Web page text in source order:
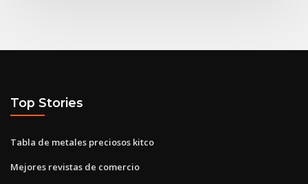
Top Stories
Tabla de metales preciosos kitco
Mejores revistas de comercio